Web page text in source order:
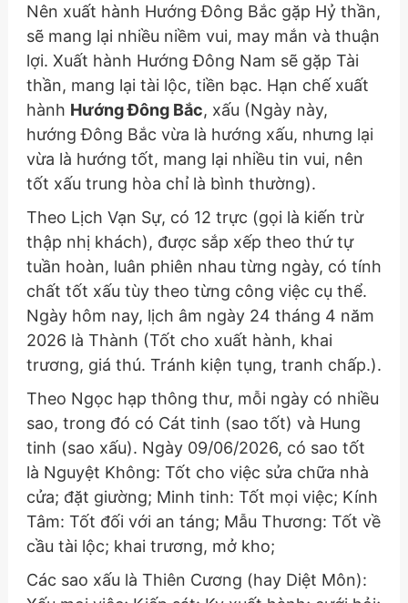
Nên xuất hành Hướng Đông Bắc gặp Hỷ thần,
sẽ mang lại nhiều niềm vui, may mắn và thuận
lợi. Xuất hành Hướng Đông Nam sẽ gặp Tài
thần, mang lại tài lộc, tiền bạc. Hạn chế xuất
hành Hướng Đông Bắc, xấu (Ngày này,
hướng Đông Bắc vừa là hướng xấu, nhưng lại
vừa là hướng tốt, mang lại nhiều tin vui, nên
tốt xấu trung hòa chỉ là bình thường).
Theo Lịch Vạn Sự, có 12 trực (gọi là kiến trừ
thập nhị khách), được sắp xếp theo thứ tự
tuần hoàn, luân phiên nhau từng ngày, có tính
chất tốt xấu tùy theo từng công việc cụ thể.
Ngày hôm nay, lịch âm ngày 24 tháng 4 năm
2026 là Thành (Tốt cho xuất hành, khai
trương, giá thú. Tránh kiện tụng, tranh chấp.).
Theo Ngọc hạp thông thư, mỗi ngày có nhiều
sao, trong đó có Cát tinh (sao tốt) và Hung
tinh (sao xấu). Ngày 09/06/2026, có sao tốt
là Nguyệt Không: Tốt cho việc sửa chữa nhà
cửa; đặt giường; Minh tinh: Tốt mọi việc; Kính
Tâm: Tốt đối với an táng; Mẫu Thương: Tốt về
cầu tài lộc; khai trương, mở kho;
Các sao xấu là Thiên Cương (hay Diệt Môn):